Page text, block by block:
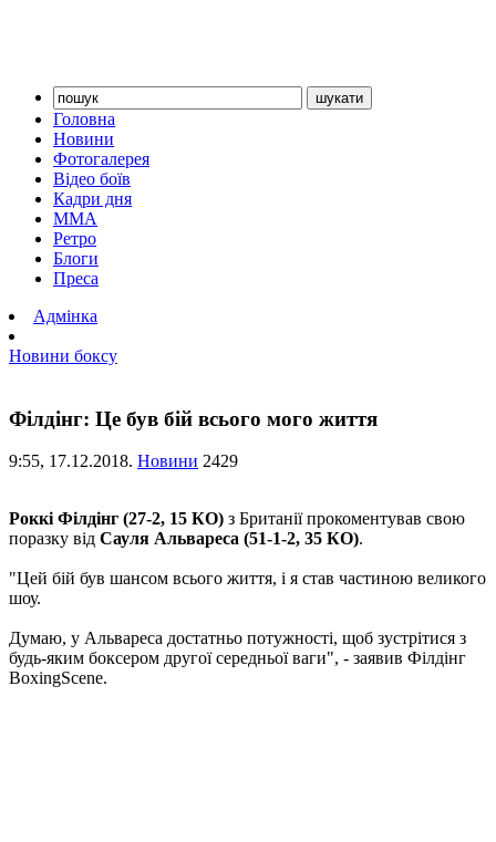
Головна
Новини
Фотогалерея
Відео боїв
Кадри дня
ММА
Ретро
Блоги
Преса
Адмінка
Новини боксу
Філдінг: Це був бій всього мого життя
9:55, 17.12.2018. Новини 2429
Роккі Філдінг (27-2, 15 КО) з Британії прокоментував свою
поразку від Сауля Альвареса (51-1-2, 35 КО).
"Цей бій був шансом всього життя, і я став частиною великого
шоу.
Думаю, у Альвареса достатньо потужності, щоб зустрітися з
будь-яким боксером другої середньої ваги", - заявив Філдінг
BoxingScene.